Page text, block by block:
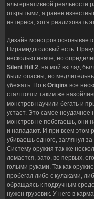
альтернативной реальности
открытыми, а ранее
интереса, хотя реализовать
Дизайн монстров
Пирамидоголовый есть.
несколько иначе, но
Silent Hill 2, на мой взгляд
были опасны, но
убежать. Но в Origins все
стал почти таким же
монстров научили бегать и
устает. Это самое неудачное
монстров не побегаешь, они
и нападают. И при всем этом
убиваешь одного, заглянул
Систему оружия так же
ломается, зато, во первых,
голыми руками. Так как
пробегал либо с кулаками,
обращаясь к подручным
нужен грузовик. У него в